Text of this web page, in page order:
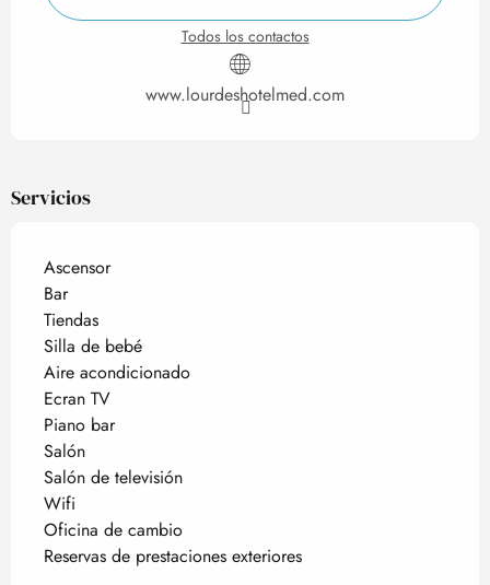
Todos los contactos
www.lourdeshotelmed.com
Servicios
Ascensor
Bar
Tiendas
Silla de bebé
Aire acondicionado
Ecran TV
Piano bar
Salón
Salón de televisión
Wifi
Oficina de cambio
Reservas de prestaciones exteriores